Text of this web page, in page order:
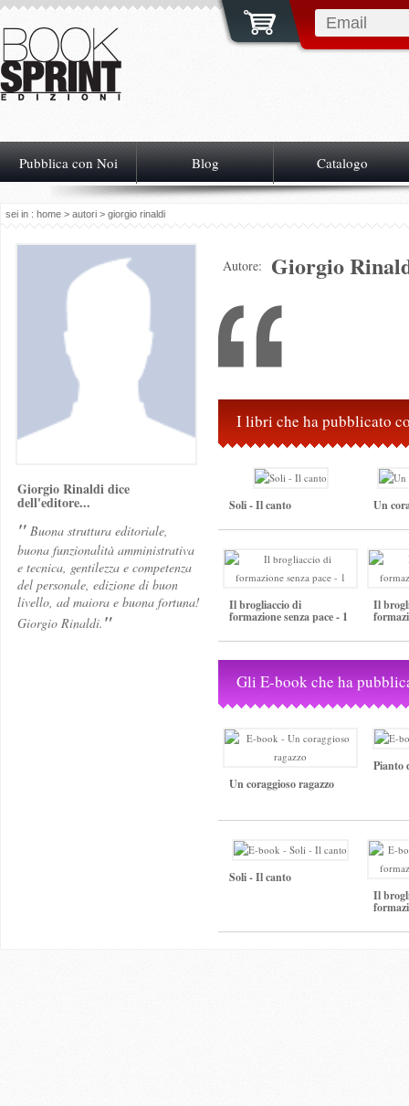
Pubblica con Noi Blog Catalogo
sei in : home > autori > giorgio rinaldi
Giorgio Rinaldi dice
dell'editore...
" Buona struttura editoriale,
buona funzionalità amministrativa
e tecnica, gentilezza e competenza
del personale, edizione di buon
livello, ad maiora e buona fortuna!
Giorgio Rinaldi. "
Autore: Giorgio
I libri che ha pubblicato
Soli - Il canto Un
Il brogliaccio di
formazione senza pace - 1
Il
Gli E-book che ha
Un coraggioso ragazzo
Pianto
Soli - Il canto
Il